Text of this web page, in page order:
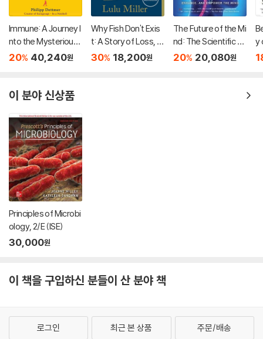
Immune: A Journey I
nto the Mysterious
System That Keeps
20% 40,240원
Why Fish Don't Exis
t: A Story of Loss, L
ove, and the Hidden
30% 18,200원
The Future of the Mi
nd: The Scientific Q
uest to Understand,
20% 20,080원
y
이 분야 신상품
Principles of Microbi
ology, 2/E (ISE)
30,000원
이 책을 구입하신 분들이 산 분야 책
로그인 최근 본 상품 주문/배송